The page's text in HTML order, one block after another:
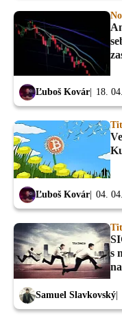
Ľuboš Kovár 18.
Ľuboš Kovár 04.
s
Samuel Slavkovský